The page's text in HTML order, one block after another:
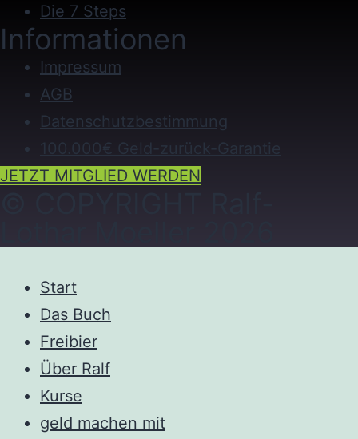
Die 7 Steps
Informationen
Impressum
AGB
Datenschutzbestimmung
100.000€ Geld-zurück-Garantie
JETZT MITGLIED WERDEN
Start
Das Buch
Freibier
Über Ralf
Kurse
geld machen mit